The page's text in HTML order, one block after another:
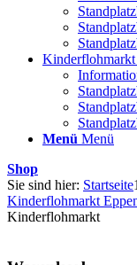
Menü Menü
Shop
Sie sind hier: Startseite1
Kinderflohmarkt
Kinderflohmarkt